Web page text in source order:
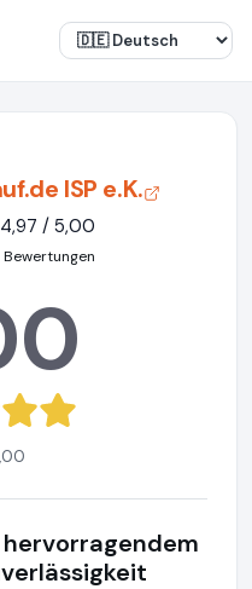
ISP e.K.
4,97 / 5,00
Bewertungen